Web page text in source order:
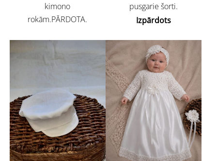
kimono
rokām.PĀRDOTA.
pusgarie šorti.
Izpārdots